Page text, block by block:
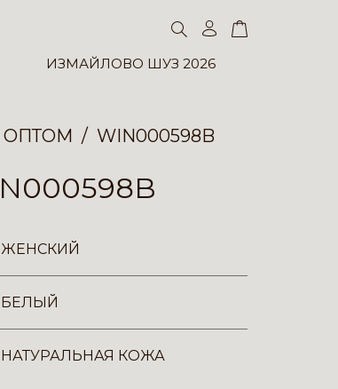
ИЗМАЙЛОВО ШУЗ 2026
ОПТОМ WIN000598B
ЖЕНСКИЙ
БЕЛЫЙ
НАТУРАЛЬНАЯ КОЖА